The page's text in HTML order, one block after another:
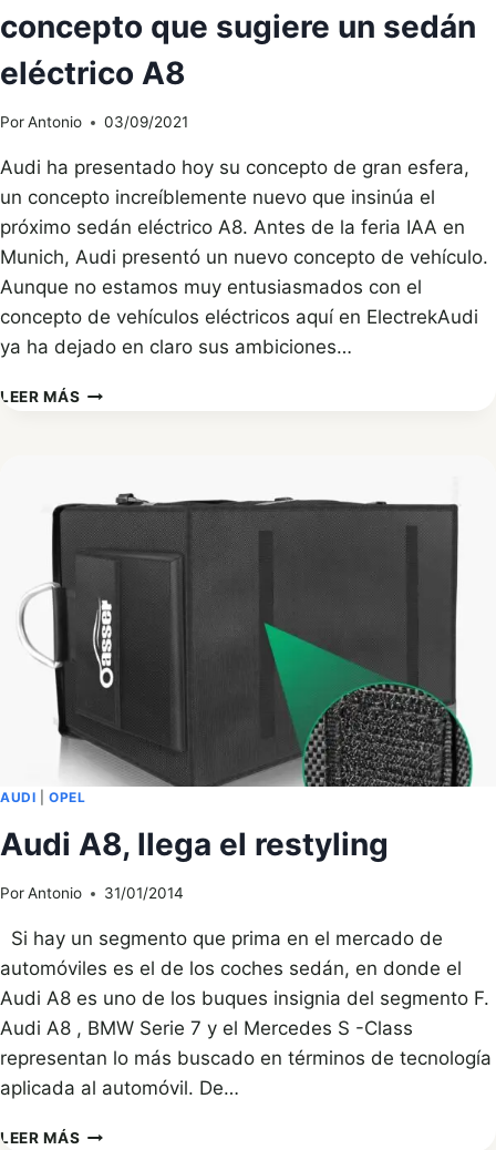
concepto que sugiere un sedán
eléctrico A8
PorAntonio 03/09/2021
Audi ha presentado hoy su concepto de gran esfera,
un concepto increíblemente nuevo que insinúa el
próximo sedán eléctrico A8. Antes de la feria IAA en
Munich, Audi presentó un nuevo concepto de vehículo.
Aunque no estamos muy entusiasmados con el
concepto de vehículos eléctricos aquí en ElectrekAudi
ya ha dejado en claro sus ambiciones…
LEER MÁS AUDI
LOCO
CONCEPTO
QUE
UN
SEDÁN
ELÉCTRICO
A8
AUDI |OPEL
Audi A8, llega el restyling
PorAntonio 31/01/2014
Si hay un segmento que prima en el mercado de
automóviles es el de los coches sedán, en donde el
Audi A8 es uno de los buques insignia del segmento F.
Audi A8 , BMW Serie 7 y el Mercedes S -Class
representan lo más buscado en términos de tecnología
aplicada al automóvil. De…
LEER MÁS AUDI